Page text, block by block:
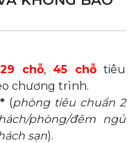
29 chỗ, 45 chỗ tiêu
chương trình.
(phòng tiêu chuẩn 2
phòng/đêm ngủ
sạn).